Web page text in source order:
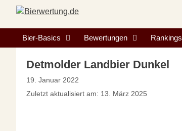
springen
Bier-Basics Bewertungen Rankings
Detmolder Landbier Dunkel
19. Januar 2022
Zuletzt aktualisiert am: 13. März 2025